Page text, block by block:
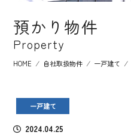
預かり物件
Property
HOME ⁄ 自社取扱物件 ⁄ 一戸建て ⁄
一戸建て
2024.04.25